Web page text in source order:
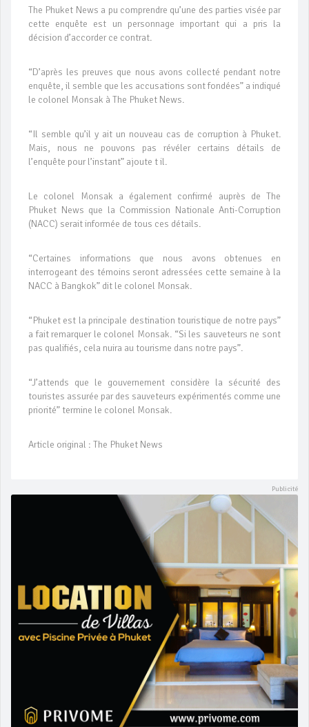
The Phuket News a pu comprendre qu’une des parties visée par
cette enquête est un personnage important qui a pris la
décision d’accorder ce contrat.
“D’après les preuves que nous avons collecté pendant notre
enquête, il semble que les accusations sont fondées” a indiqué
le colonel Monsak à The Phuket News.
“Il semble qu’il y ait un nouveau cas de corruption à Phuket.
Mais, nous ne pouvons pas révéler certains détails de
l’enquête pour l’instant” ajoute t il.
Le colonel Monsak a également confirmé auprès de The
Phuket News que la Commission Nationale Anti-Corruption
(NACC) serait informée de tous ces détails.
“Certaines informations que nous avons obtenues en
interrogeant des témoins seront adressées cette semaine à la
NACC à Bangkok” dit le colonel Monsak.
“Phuket est la principale destination touristique de notre pays”
a fait remarquer le colonel Monsak. “Si les sauveteurs ne sont
pas qualifiés, cela nuira au tourisme dans notre pays”.
“J’attends que le gouvernement considère la sécurité des
touristes assurée par des sauveteurs expérimentés comme une
priorité” termine le colonel Monsak.
Article original : The Phuket News